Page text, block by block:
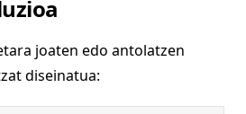
joaten edo antolatzen
diseinatua: